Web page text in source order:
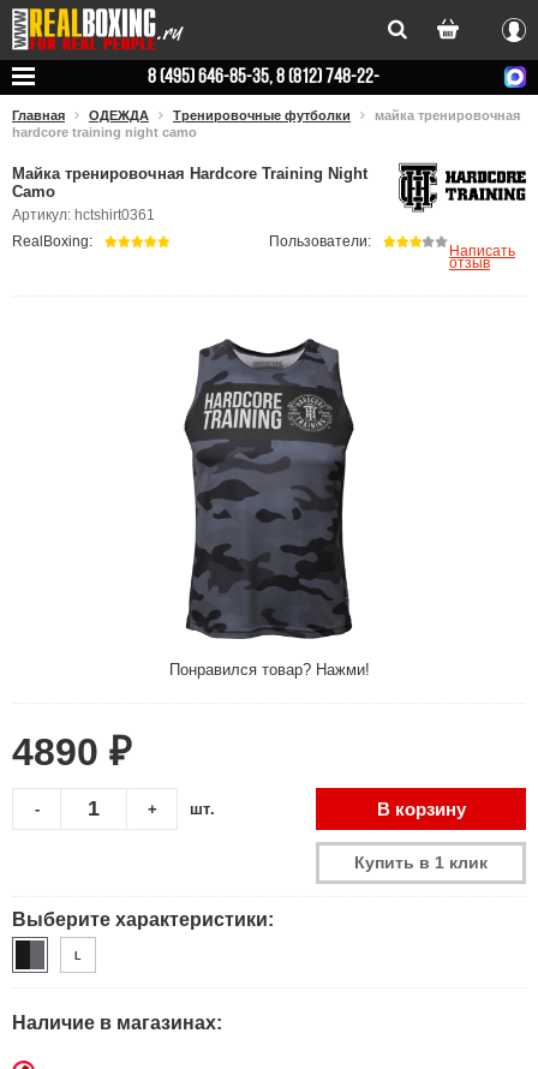
Вход
8 (495) 646-85-35, 8 (812) 748-22-
Главная ОДЕЖДА Тренировочные футболки
майка тренировочная
hardcore training night camo
Майка тренировочная Hardcore Training Night
Camo
Артикул: hctshirt0361
Понравился товар? Нажми!
RealBoxing: Пользователи:
Написать
отзыв
4890 ₽
+
- шт. В корзину
Купить в 1 клик
Выберите характеристики:
L
Наличие в магазинах: